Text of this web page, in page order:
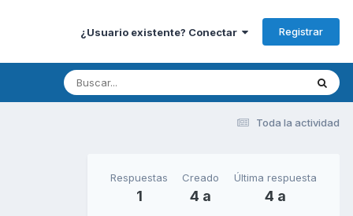
¿Usuario existente? Conectar Registrar
Toda la actividad
Respuestas
1
Creado
4 a
Última respuesta
4 a